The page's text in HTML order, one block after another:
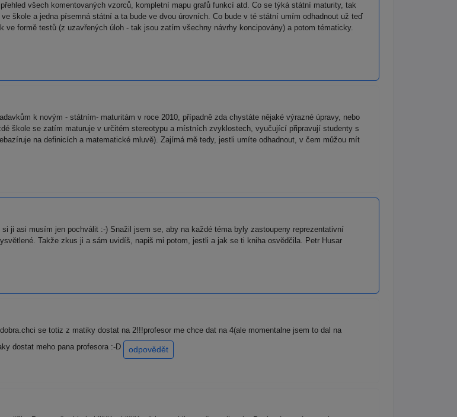
všech komentovaných vzorců, kompletní mapu grafů funkcí atd. Co se týká státní maturity, tak
škole a jedna písemná státní a ta bude ve dvou úrovních. Co bude v té státní umím odhadnout už teď
formě testů (z uzavřených úloh - tak jsou zatím všechny návrhy koncipovány) a potom tématicky.
k novým - státním- maturitám v roce 2010, případně zda chystáte nějaké výrazné úpravy, nebo
škole se zatím maturuje v určitém stereotypu a místních zvyklostech, vyučující připravují studenty s
na definicích a matematické mluvě). Zajímá mě tedy, jestli umíte odhadnout, v čem můžou mít
ji asi musím jen pochválit :-) Snažil jsem se, aby na každé téma byly zastoupeny reprezentativní
Takže zkus ji a sám uvidíš, napiš mi potom, jestli a jak se ti kniha osvědčila. Petr Husar
se totiz z matiky dostat na 2!!!profesor me chce dat na 4(ale momentalne jsem to dal na
dostat meho pana profesora :-D
odpovědět